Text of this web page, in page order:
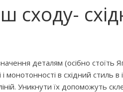
сходу-
деталям (осібно стоїть
монотонності в східний стиль в
Уникнути їх допоможуть